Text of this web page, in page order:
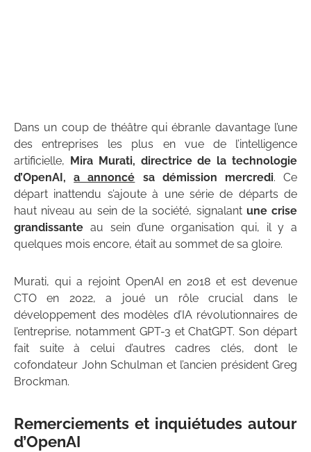
Dans un coup de théâtre qui ébranle davantage l’une
des entreprises les plus en vue de l’intelligence
artificielle, Mira Murati, directrice de la technologie
d’OpenAI,a annoncé sa démission mercredi. Ce
départ inattendu s’ajoute à une série de départs de
haut niveau au sein de la société, signalant une crise
grandissante au sein d’une organisation qui, il y a
quelques mois encore, était au sommet de sa gloire.
Murati, qui a rejoint OpenAI en 2018 et est devenue
CTO en 2022, a joué un rôle crucial dans le
développement des modèles d’IA révolutionnaires de
l’entreprise, notamment GPT-3 et ChatGPT. Son départ
fait suite à celui d’autres cadres clés, dont le
cofondateur John Schulman et l’ancien président Greg
Brockman.
Remerciements et inquiétudes autour
d’OpenAI